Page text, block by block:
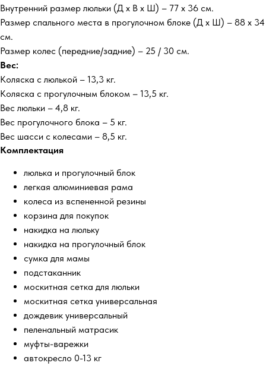
Внутренний размер люльки (Д х В х Ш) – 77 х 36 см.
Размер спального места в прогулочном блоке (Д х Ш) – 88 х 34
см.
Размер колес (передние/задние) – 25 / 30 см.
Вес:
Коляска с люлькой – 13,3 кг.
Коляска с прогулочным блоком – 13,5 кг.
Вес люльки – 4,8 кг.
Вес прогулочного блока – 5 кг.
Вес шасси с колесами – 8,5 кг.
Комплектация
люлька и прогулочный блок
легкая алюминиевая рама
колеса из вспененной резины
корзина для покупок
накидка на люльку
накидка на прогулочный блок
сумка для мамы
подстаканник
москитная сетка для люльки
москитная сетка универсальная
дождевик универсальный
пеленальный матрасик
муфты-варежки
автокресло 0-13 кг